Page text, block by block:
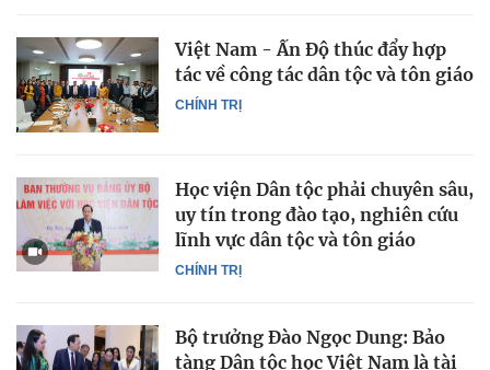
CHÍNH TRỊ
Việt Nam - Ấn Độ thúc đẩy hợp
tác về công tác dân tộc và tôn giáo
CHÍNH TRỊ
Học viện Dân tộc phải chuyên sâu,
uy tín trong đào tạo, nghiên cứu
lĩnh vực dân tộc và tôn giáo
Bộ trưởng Đào Ngọc Dung: Bảo
tàng Dân tộc học Việt Nam là tài